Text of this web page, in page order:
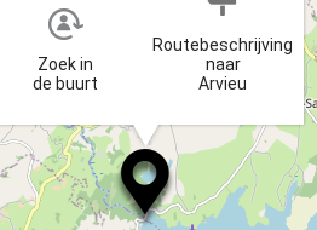
Zoek in
de buurt
Routebeschrijving
naar
Arvieu